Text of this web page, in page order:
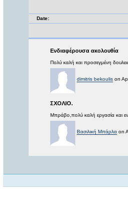
Date:
Ενδιαφέρουσα ακολουθία
Πολύ καλή και προσεγμένη
dimitris bekoulis on
ΣΧΟΛΙΟ.
Mπράβο,πολύ καλή εργασία και
Βασιλική Μπάρλα on